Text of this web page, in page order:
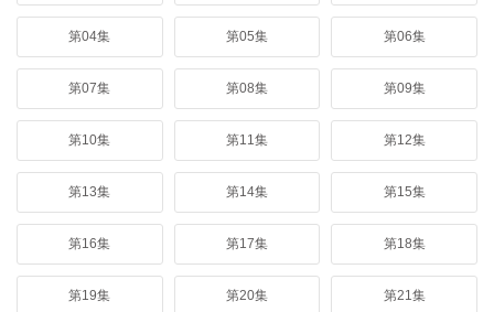
第04集 第05集 第06集
第07集 第08集 第09集
第10集 第11集 第12集
第13集 第14集 第15集
第16集 第17集 第18集
第19集 第20集 第21集